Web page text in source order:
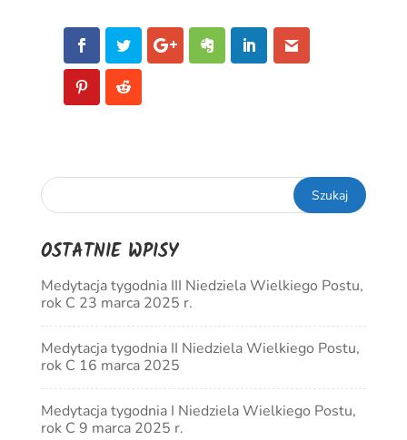
OSTATNIE WPISY
Medytacja tygodnia III Niedziela Wielkiego Postu,
rok C 23 marca 2025 r.
Medytacja tygodnia II Niedziela Wielkiego Postu,
rok C 16 marca 2025
Medytacja tygodnia I Niedziela Wielkiego Postu,
rok C 9 marca 2025 r.